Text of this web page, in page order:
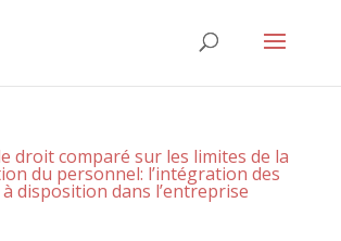
droit comparé sur les limites de la
du personnel: l’intégration des
disposition dans l’entreprise